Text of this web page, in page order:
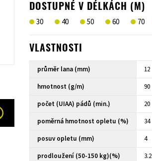
DOSTUPNÉ V DÉLKÁCH (M)
30 40 50 60 70
VLASTNOSTI
průměr lana (mm)
12
hmotnost (g/m)
90
počet (UIAA) pádů (min.)
20
poměrná hmotnost opletu (%)
34
posuv opletu (mm)
4
prodloužení (50-150 kg)(%)
3.2